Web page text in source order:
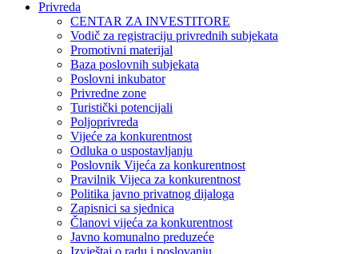
Privreda
CENTAR ZA INVESTITORE
Vodič za registraciju privrednih subjekata
Promotivni materijal
Baza poslovnih subjekata
Poslovni inkubator
Privredne zone
Turistički potencijali
Poljoprivreda
Vijeće za konkurentnost
Odluka o uspostavljanju
Poslovnik Vijeća za konkurentnost
Pravilnik Vijeca za konkurentnost
Politika javno privatnog dijaloga
Zapisnici sa sjednica
Članovi vijeća za konkurentnost
Javno komunalno preduzeće
Izvještaj o radu i poslovanju